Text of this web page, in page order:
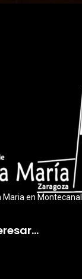
en Montecanal.